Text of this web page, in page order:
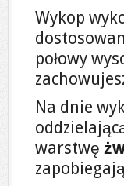
Wykop
połowy
Na dnie
warstwę